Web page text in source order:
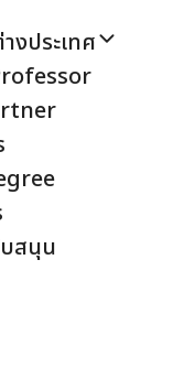
งประเทศ
สนุน